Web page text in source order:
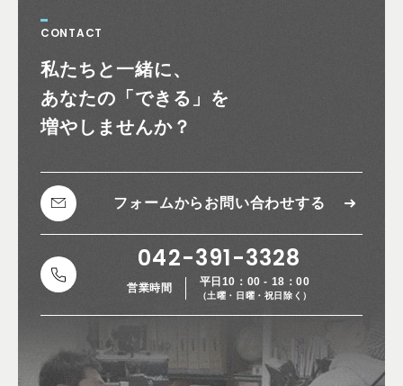
CONTACT
私たちと一緒に、
あなたの 「できる」を
増やしませんか？
フォームから お問い合わせする
042-391-3328
営業時間
平日10：00 - 18：00
（土曜・日曜・祝日除く）